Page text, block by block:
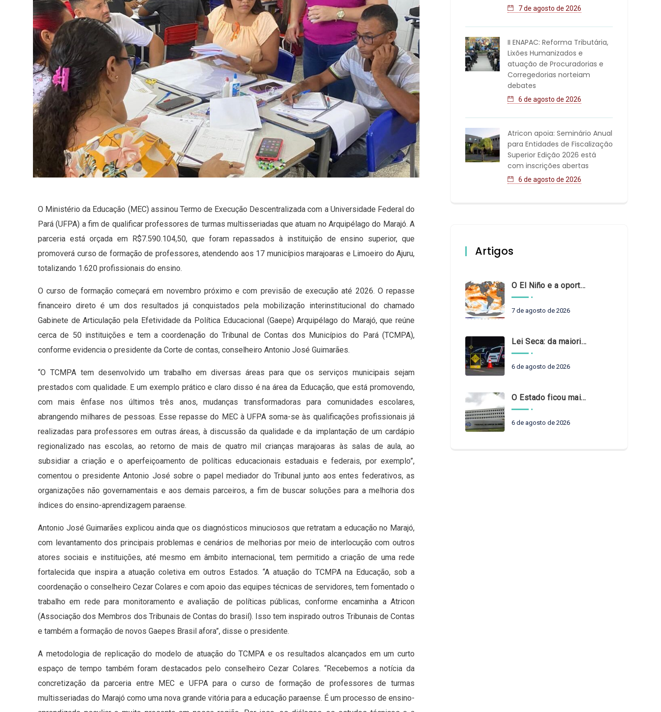
O Ministério da Educação (MEC) assinou Termo de Execução Descentralizada com a Universidade Federal do
Pará (UFPA) a fim de qualificar professores de turmas multisseriadas que atuam no Arquipélago do Marajó. A
parceria está orçada em R$7.590.104,50, que foram repassados à instituição de ensino superior, que
promoverá curso de formação de professores, atendendo aos 17 municípios marajoaras e Limoeiro do Ajuru,
totalizando 1.620 profissionais do ensino.
O curso de formação começará em novembro próximo e com previsão de execução até 2026. O repasse
financeiro direto é um dos resultados já conquistados pela mobilização interinstitucional do chamado
Gabinete de Articulação pela Efetividade da Política Educacional (Gaepe) Arquipélago do Marajó, que reúne
cerca de 50 instituições e tem a coordenação do Tribunal de Contas dos Municípios do Pará (TCMPA),
conforme evidencia o presidente da Corte de contas, conselheiro Antonio José Guimarães.
“O TCMPA tem desenvolvido um trabalho em diversas áreas para que os serviços municipais sejam
prestados com qualidade. E um exemplo prático e claro disso é na área da Educação, que está promovendo,
com mais ênfase nos últimos três anos, mudanças transformadoras para comunidades escolares,
abrangendo milhares de pessoas. Esse repasse do MEC à UFPA soma-se às qualificações profissionais já
realizadas para professores em outras áreas, à discussão da qualidade e da implantação de um cardápio
regionalizado nas escolas, ao retorno de mais de quatro mil crianças marajoaras às salas de aula, ao
subsidiar a criação e o aperfeiçoamento de políticas educacionais estaduais e federais, por exemplo”,
comentou o presidente Antonio José sobre o papel mediador do Tribunal junto aos entes federativos, as
organizações não governamentais e aos demais parceiros, a fim de buscar soluções para a melhoria dos
índices do ensino-aprendizagem paraense.
Antonio José Guimarães explicou ainda que os diagnósticos minuciosos que retratam a educação no Marajó,
com levantamento dos principais problemas e cenários de melhorias por meio de interlocução com outros
atores sociais e instituições, até mesmo em âmbito internacional, tem permitido a criação de uma rede
fortalecida que inspira a atuação coletiva em outros Estados. “A atuação do TCMPA na Educação, sob a
coordenação o conselheiro Cezar Colares e com apoio das equipes técnicas de servidores, tem fomentado o
trabalho em rede para monitoramento e avaliação de políticas públicas, conforme encaminha a Atricon
(Associação dos Membros dos Tribunais de Contas do brasil). Isso tem inspirado outros Tribunais de Contas
e também a formação de novos Gaepes Brasil afora”, disse o presidente.
A metodologia de replicação do modelo de atuação do TCMPA e os resultados alcançados em um curto
espaço de tempo também foram destacados pelo conselheiro Cezar Colares. “Recebemos a notícia da
concretização da parceria entre MEC e UFPA para o curso de formação de professores de turmas
multisseriadas do Marajó como uma nova grande vitória para a educação paraense. É um processo de ensino-
7 de agosto de 2026
II ENAPAC: Reforma Tributária,
Lixões Humanizados e
atuação de Procuradorias e
Corregedorias norteiam
debates
6 de agosto de 2026
Atricon apoia: Seminário Anual
para Entidades de Fiscalização
Superior Edição 2026 está
com inscrições abertas
6 de agosto de 2026
Artigos
O El Niño e a oportunidade de fortalecer o controle externo das políticas climáticas
7 de agosto de 2026
Lei Seca: da maioridade à maturidade
6 de agosto de 2026
O Estado ficou mais complexo. O controle precisa acompanhar
6 de agosto de 2026